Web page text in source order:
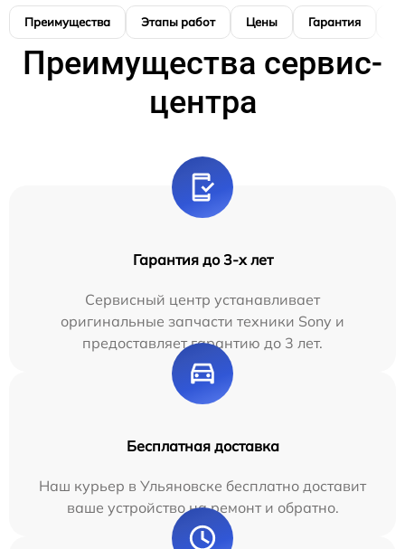
Преимущества Этапы работ Цены Гарантия
Преимущества сервис-
центра
Гарантия до 3-х лет
Сервисный центр устанавливает
оригинальные запчасти техники Sony и
предоставляет гарантию до 3 лет.
Бесплатная доставка
Наш курьер в Ульяновске бесплатно доставит
ваше устройство на ремонт и обратно.